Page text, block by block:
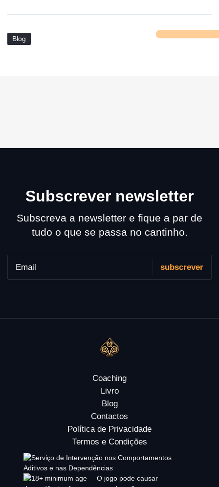
Blog
Subscrever newsletter
Subscreva a newsletter e fique a par de
tudo o que se passa no cantinho.
Coaching
Livro
Blog
Contactos
Política de Privacidade
Termos e Condições
O jogo pode causar